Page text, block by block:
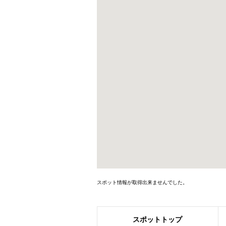
スポット情報が取得出来ませんでした。
スポット トップ